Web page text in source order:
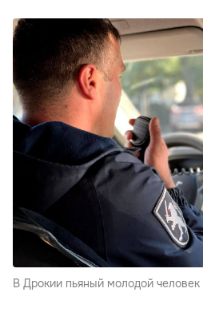
В Дрокии пьяный молодой